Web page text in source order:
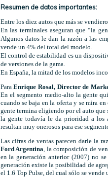
Resumen de datos importantes:
Entre los diez autos que más se
En las terminales aseguran que “la
Algunos datos le dan la razón a las
vende un 4% del total del modelo.
El control de estabilidad es un
de versiones de la gama.
En España, la mitad de los modelos
ParaEnrique Rosal, Director de
En el segmento medio-alto la gente
cuando se baja en la oferta y se mira
gente termina eligiendo por el auto que
la gente todavía le da prioridad a los
resultan muy onerosos para ese
Las cifras de ventas parecen darle la
Ford Argentina, la composición de
en la generación anterior (2007) no
generación existe la posibilidad de
el 1.6 Top Pulse, del cual sólo se vende